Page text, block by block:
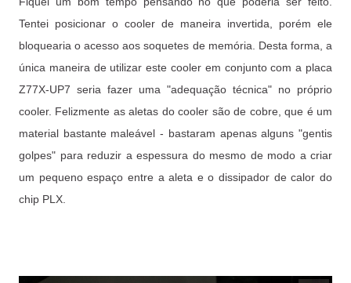
Tentei posicionar o cooler de maneira invertida, porém ele
bloquearia o acesso aos soquetes de memória. Desta forma, a
única maneira de utilizar este cooler em conjunto com a placa
Z77X-UP7 seria fazer uma "adequação técnica" no próprio
cooler. Felizmente as aletas do cooler são de cobre, que é um
material bastante maleável - bastaram apenas alguns "gentis
golpes" para reduzir a espessura do mesmo de modo a criar
um pequeno espaço entre a aleta e o dissipador de calor do
chip PLX.